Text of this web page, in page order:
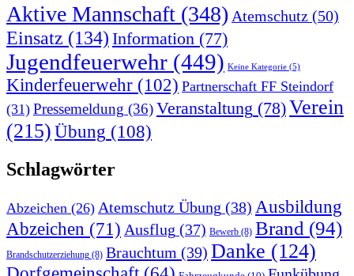
Aktive Mannschaft (348) Atemschutz (50)
Einsatz (134) Information (77)
Jugendfeuerwehr (449) Keine Kategorie (5)
Kinderfeuerwehr (102) Partnerschaft FF Steindorf
(31) Pressemeldung (36)Veranstaltung (78)Verein
(215)Übung (108)
Schlagwörter
Abzeichen (26) Atemschutz Übung (38) Ausbildung
Abzeichen (71) Ausflug (37) Bewerb (8) Brand (94)
Brandschutzerziehung (8) Brauchtum (39) Danke (124)